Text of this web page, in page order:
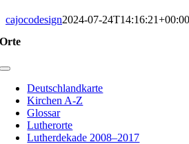
cajocodesign2024-07-24T14:16:21+00:00
Orte
Toggle
NavigationDeutschlandkarte
Kirchen A-Z
Glossar
Lutherorte
Lutherdekade 2008–2017